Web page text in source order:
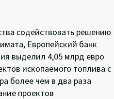
содействовать решению
Европейский банк
выделил 4,05 млрд евро
ископаемого топлива с
более чем в два раза
проектов